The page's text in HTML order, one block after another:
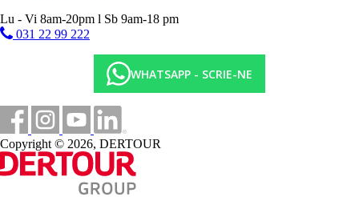
Lu - Vi 8am-20pm l Sb 9am-18 pm
031 22 99 222
WHATSAPP - SCRIE-NE
Copyright © 2026, DERTOUR